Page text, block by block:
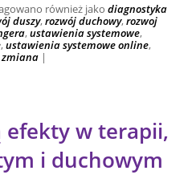
również jako diagnostyka
duszy,rozwój duchowy,rozwoj
,ustawienia systemowe,
,ustawienia systemowe online,
zmiana |
efekty w terapii,
i duchowym